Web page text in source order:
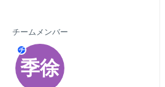
チームメンバー
季徐
チ